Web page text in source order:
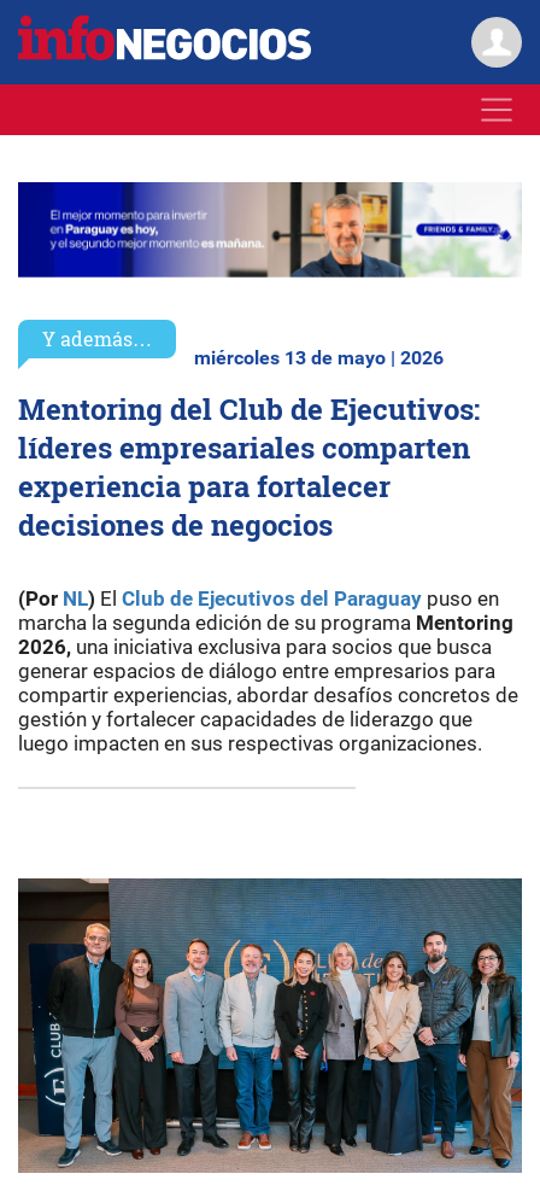
Y además…
miércoles 13 de mayo | 2026
Mentoring del Club de Ejecutivos:
líderes empresariales comparten
experiencia para fortalecer
decisiones de negocios
(Por NL) El Club de Ejecutivos del Paraguay puso en
marcha la segunda edición de su programa Mentoring
2026, una iniciativa exclusiva para socios que busca
generar espacios de diálogo entre empresarios para
compartir experiencias, abordar desafíos concretos de
gestión y fortalecer capacidades de liderazgo que
luego impacten en sus respectivas organizaciones.